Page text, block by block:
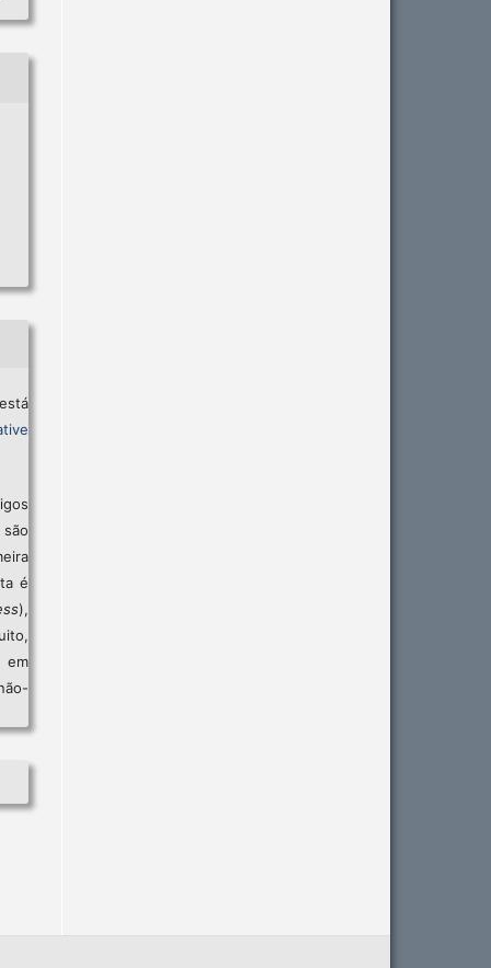
são
é
),